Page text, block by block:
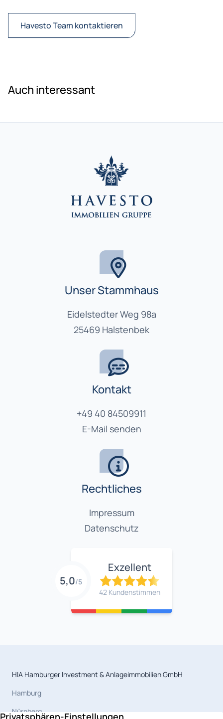
Havesto Team kontaktieren
Auch interessant
Unser Stammhaus
Eidelstedter Weg 98a
25469 Halstenbek
Kontakt
+49 40 84509911
E-Mail senden
Rechtliches
Impressum
Datenschutz
5,0/5
Exzellent
42 Kundenstimmen
HIA Hamburger Investment & Anlageimmobilien GmbH
Hamburg
Nürnberg